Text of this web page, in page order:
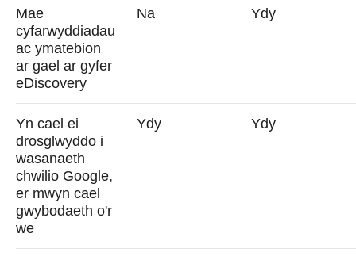
Mae
cyfarwyddiadau
ac ymatebion
ar gael ar gyfer
eDiscovery
Na Ydy
Yn cael ei
drosglwyddo i
wasanaeth
chwilio Google,
er mwyn cael
gwybodaeth o'r
we
Ydy Ydy